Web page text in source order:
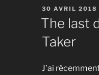
PUBLIÉ
LE
30 AVRIL 2018
The last
Taker
J’ai